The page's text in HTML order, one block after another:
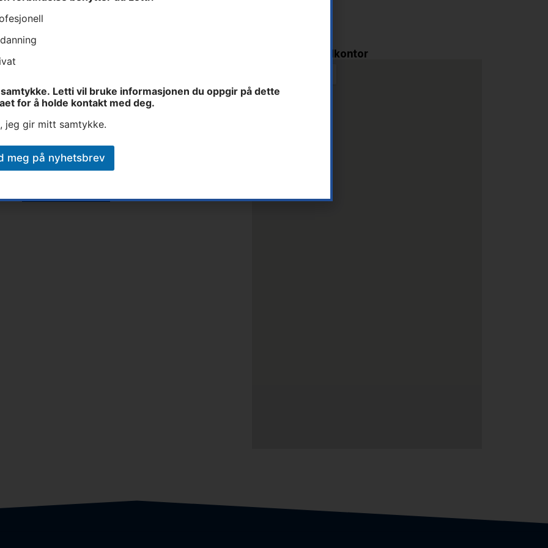
Letti AS - Hovedkontor
samtykke. Letti vil bruke informasjonen du oppgir på dette
for å holde kontakt med deg.
jeg gir mitt samtykke.
meg på nyhetsbrev